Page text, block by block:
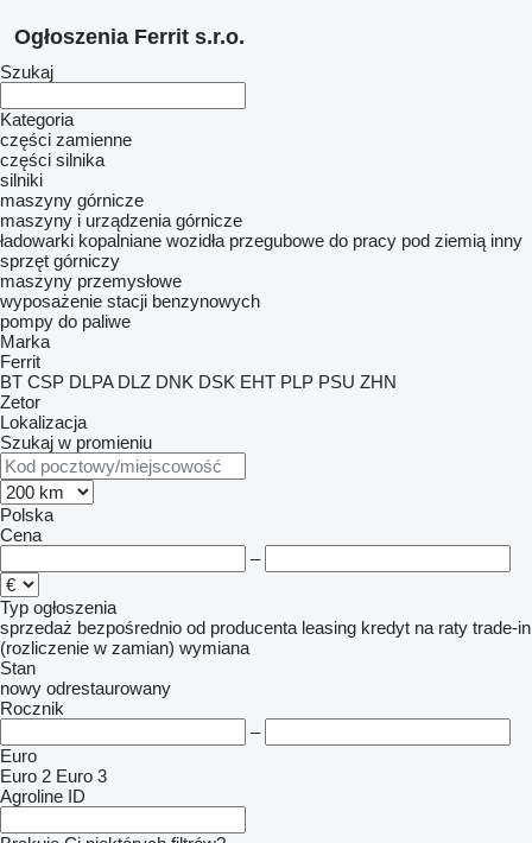
Ogłoszenia Ferrit s.r.o.
Szukaj
Kategoria
części zamienne
części silnika
silniki
maszyny górnicze
maszyny i urządzenia górnicze
ładowarki kopalniane wozidła przegubowe do pracy pod ziemią inny
sprzęt górniczy
maszyny przemysłowe
wyposażenie stacji benzynowych
pompy do paliwe
Marka
Ferrit
BT CSP DLPA DLZ DNK DSK EHT PLP PSU ZHN
Zetor
Lokalizacja
Szukaj w promieniu
Polska
Cena
–
Typ ogłoszenia
sprzedaż bezpośrednio od producenta leasing kredyt na raty trade-in
(rozliczenie w zamian) wymiana
Stan
nowy odrestaurowany
Rocznik
–
Euro
Euro 2 Euro 3
Agroline ID